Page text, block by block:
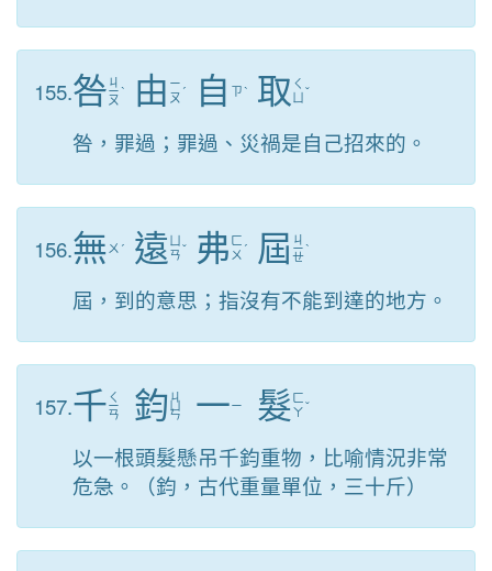
155.咎 ㄐ
ㄧ
ㄡ
ˋ 由 ㄧ
ㄡ ˊ 自 ㄗˋ 取 ㄑ
ˇ
咎，罪過；罪過、災禍是自己招來的。
156.無 ㄨ ˊ 遠 ㄢˇ 弗 ㄈ
ㄨ ˊ 屆 ㄐ
ㄧ
ㄝ
ˋ
屆，到的意思；指沒有不能到達的地方。
157.千 ㄑ
ㄧ
ㄢ 鈞 ㄐ
ㄩ
ㄣ 一ㄧ 髮 ㄈ
ㄚˇ
以一根頭髮懸吊千鈞重物，比喻情況非常
危急。（鈞，古代重量單位，三十斤）